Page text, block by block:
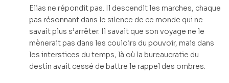
Elias ne répondit pas. Il descendit les marches, chaque
pas résonnant dans le silence de ce monde qui ne
savait plus s’arrêter. Il savait que son voyage ne le
mènerait pas dans les couloirs du pouvoir, mais dans
les interstices du temps, là où la bureaucratie du
destin avait cessé de battre le rappel des ombres.